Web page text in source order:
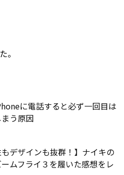
。
に電話すると必ず一回目は
う原因
もデザインも抜群！】ナイキの
ムフライ３を履いた感想をレ